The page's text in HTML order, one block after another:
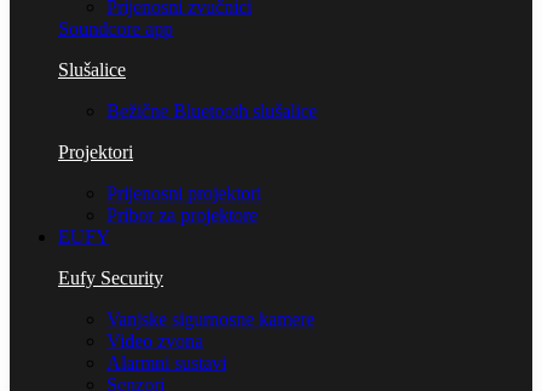
Prijenosni zvučnici
Soundcore app
Slušalice
Bežične Bluetooth slušalice
Projektori
Prijenosni projektori
Pribor za projektore
EUFY
Eufy Security
Vanjske sigurnosne kamere
Video zvona
Alarmni sustavi
Senzori